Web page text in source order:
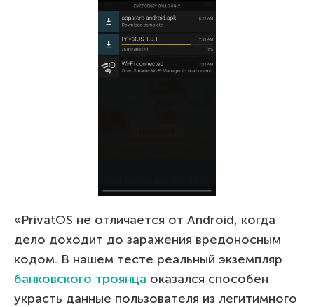
«PrivatOS не отличается от Android, когда
дело доходит до заражения вредоносным
кодом. В нашем тесте реальный экземпляр
банковского троянца оказался способен
украсть данные пользователя из легитимного